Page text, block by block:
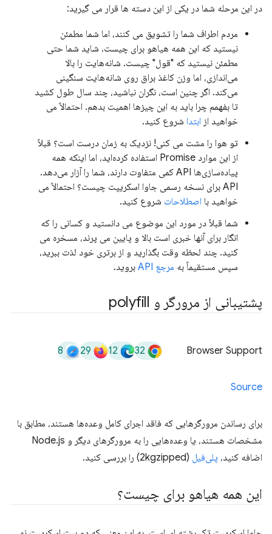
در این مرحله شما در یکی از این دسته ها قرار می گیرید:
مردم اطراف شما را تشویق می کنند، اما شما مطمئن
نیستید که این همه هیاهو برای چیست. شاید شما حتی
مطمئن نیستید که "قول" چیست. شانه‌هایت را بالا
می‌اندازی، اما وزن کاغذ براق روی شانه‌هایت سنگینی
می‌کند. اگر چنین است، نگران نباشید، چند سال طول کشید
تا بفهمم چرا باید به این چیزها اهمیت بدهم. احتمالاً می
خواهید از ابتدا شروع کنید.
تو هوا را مشت می کنی! نزدیک به زمان درست است؟ قبلاً
از این موارد Promise استفاده کرده‌اید، اما اینکه همه
پیاده‌سازی‌ها API کمی متفاوت دارند، شما را آزار می‌دهد.
API برای نسخه رسمی جاوا اسکریپت چیست؟ احتمالاً می
خواهید با اصطلاحات شروع کنید.
شما قبلاً در مورد این موضوع می دانستید و کسانی را که
انگار برای آنها خبری است بالا و پایین می پرند، مسخره می
کنید. چند لحظه وقت بگذارید و از برتری خود لذت ببرید،
سپس مستقیماً به مرجع API بروید.
پشتیبانی از مرورگر و polyfill
Browser Support
32
12
29
8
Source
برای رساندن مرورگرهایی که فاقد اجرای کامل وعده‌ها هستند، مطابق با
مشخصات هستند، یا وعده‌هایی را به مرورگرهای دیگر و Node.js
اضافه کنید، پلی‌فیل (2kgzipped) را بررسی کنید.
این همه هیاهو برای چیست؟